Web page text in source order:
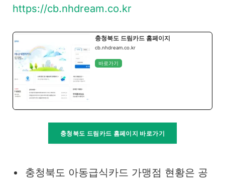
https://cb.nhdream.co.kr
충청북도 드림카드 홈페이지
cb.nhdream.co.kr
바로가기
충청북도 드림카드 홈페이지 바로가기
충청북도 아동급식카드 가맹점 현황은 공